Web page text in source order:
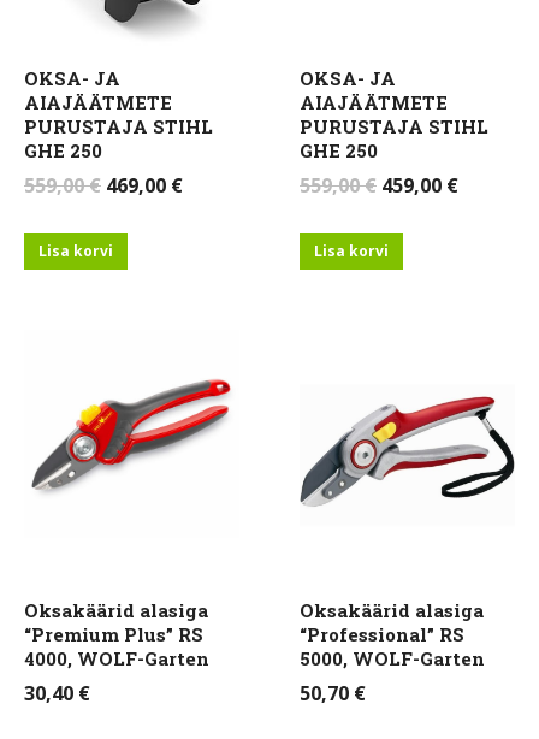
OKSA- JA
AIAJÄÄTMETE
PURUSTAJA STIHL
GHE 250
559,00€ Algne
oli:
469,00 €Current
Lisa korvi
OKSA- JA
AIAJÄÄTMETE
PURUSTAJA STIHL
GHE 250
559,00€ Algne
oli:
459,00 €Current
Lisa korvi
Oksakäärid alasiga
“Premium Plus” RS
4000, WOLF-Garten
30,40 €
Oksakäärid alasiga
“Professional” RS
5000, WOLF-Garten
50,70 €